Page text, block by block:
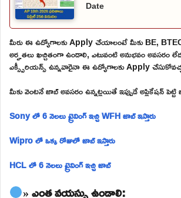
Date
మీరు ఈ ఉద్యోగాలకు Apply చేయాలంటే మీకు BE,
అర్హతలు ఖచ్చితంగా ఉండాలి, ఎటువంటి అనుభవం అవసరం
ఎక్స్పీరియన్స్ ఉన్నవారైనా ఈ ఉద్యోగాలకు Apply
మీకు వెంటనే జాబ్ అవసరం ఉన్నట్లయితే ఇప్పుడే అప్లికేషన్
Sony లో 6 నెలలు ట్రైనింగ్ ఇచ్చి WFH జాబ్ ఇస్తారు
Wipro లో ఒక్క రోజులో జాబ్ ఇస్తారు
HCL లో 6 నెలలు ట్రైనింగ్ ఇచ్చి జాబ్
» ఎంత వయస్సు ఉండాలి: